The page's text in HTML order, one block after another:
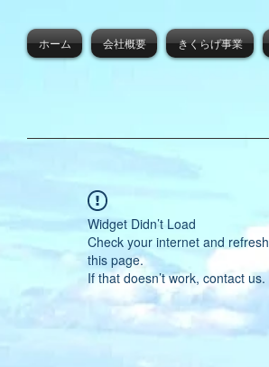
ホーム 会社概要 きくらげ事業
Widget Didn’t Load
Check your internet and refresh
this page.
If that doesn’t work, contact us.